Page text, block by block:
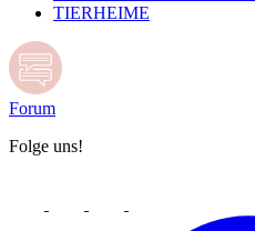
TIERHEIME
Forum
Folge uns!